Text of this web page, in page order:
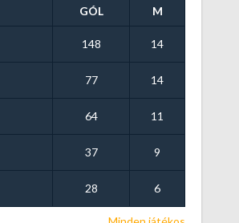
GÓL M
148 14
77 14
64 11
37 9
28 6